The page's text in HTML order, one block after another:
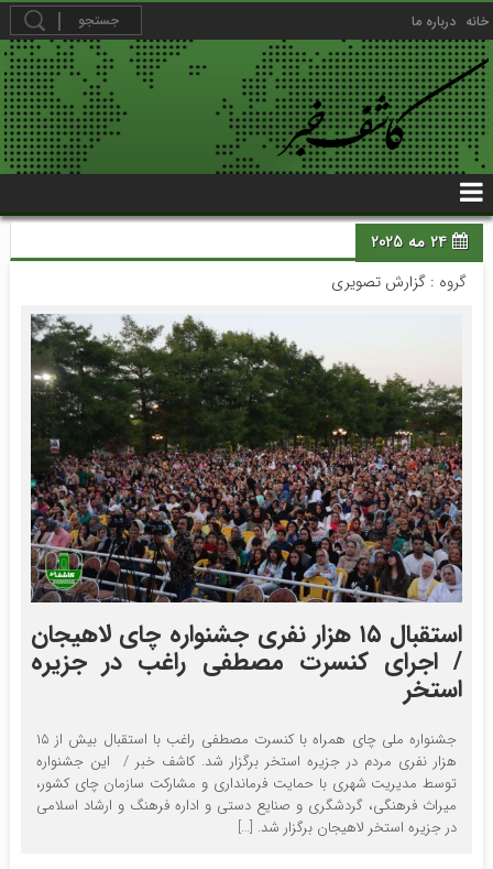
خانه درباره ما
24 مه 2025
گروه :گزارش تصویری
استقبال ۱۵ هزار نفری جشنواره چای لاهیجان
/ اجرای کنسرت مصطفی راغب در جزیره
استخر
جشنواره ملی چای همراه با کنسرت مصطفی راغب با استقبال بیش از ۱۵
هزار نفری مردم در جزیره استخر برگزار شد. کاشف خبر / این جشنواره
توسط مدیریت شهری با حمایت فرمانداری و مشارکت سازمان چای کشور،
میراث فرهنگی، گردشگری و صنایع دستی و اداره فرهنگ و ارشاد اسلامی
در جزیره استخر لاهیجان برگزار شد. […]